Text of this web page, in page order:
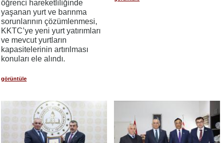
öğrenci hareketliliğinde
yaşanan yurt ve barınma
sorunlarının çözümlenmesi,
KKTC’ye yeni yurt yatırımları
ve mevcut yurtların
kapasitelerinin artırılması
konuları ele alındı.
görüntüle